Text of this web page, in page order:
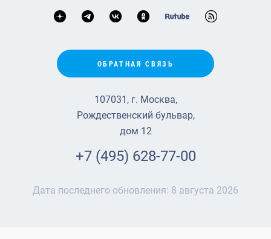
ОБРАТНАЯ СВЯЗЬ
107031, г. Москва,
Рождественский бульвар,
дом 12
+7 (495) 628-77-00
Дата последнего обновления: 8 августа 2026